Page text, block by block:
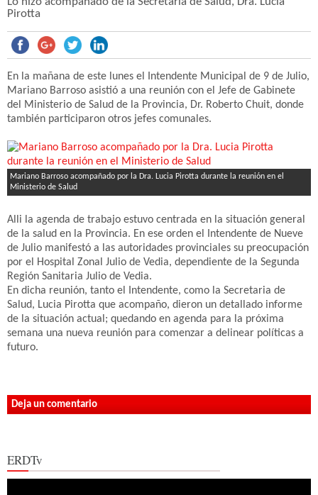
Pirotta
En la mañana de este lunes el Intendente Municipal de 9 de Julio,
Mariano Barroso asistió a una reunión con el Jefe de Gabinete
del Ministerio de Salud de la Provincia, Dr. Roberto Chuit, donde
también participaron otros jefes comunales.
Mariano Barroso acompañado por la Dra. Lucia Pirotta durante la reunión en el
Ministerio de Salud
Alli la agenda de trabajo estuvo centrada en la situación general
de la salud en la Provincia. En ese orden el Intendente de Nueve
de Julio manifestó a las autoridades provinciales su preocupación
por el Hospital Zonal Julio de Vedia, dependiente de la Segunda
Región Sanitaria Julio de Vedia.
En dicha reunión, tanto el Intendente, como la Secretaria de
Salud, Lucia Pirotta que acompaño, dieron un detallado informe
de la situación actual; quedando en agenda para la próxima
semana una nueva reunión para comenzar a delinear políticas a
futuro.
Deja un comentario
ERDTv